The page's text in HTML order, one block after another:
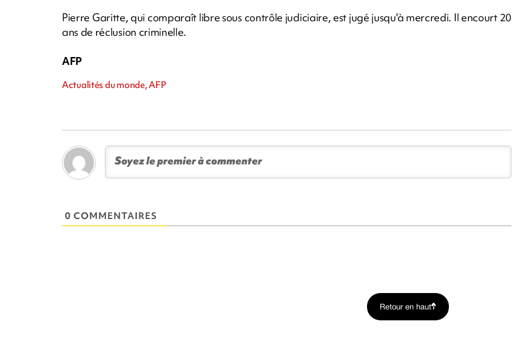
Pierre Garitte, qui comparaît libre sous contrôle judiciaire, est jugé jusqu'à mercredi. Il encourt 20
ans de réclusion criminelle.
AFP
Actualités du monde, AFP
0 COMMENTAIRES
Retour en haut